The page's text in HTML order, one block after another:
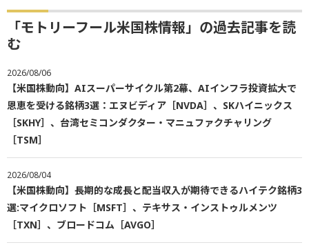
「モトリーフール米国株情報」の過去記事を読
む
2026/08/06
【米国株動向】AIスーパーサイクル第2幕、AIインフラ投資拡大で
恩恵を受ける銘柄3選：エヌビディア［NVDA］、SKハイニックス
［SKHY］、台湾セミコンダクター・マニュファクチャリング
［TSM］
2026/08/04
【米国株動向】長期的な成長と配当収入が期待できるハイテク銘柄3
選:マイクロソフト［MSFT］、テキサス・インストゥルメンツ
［TXN］、ブロードコム［AVGO］